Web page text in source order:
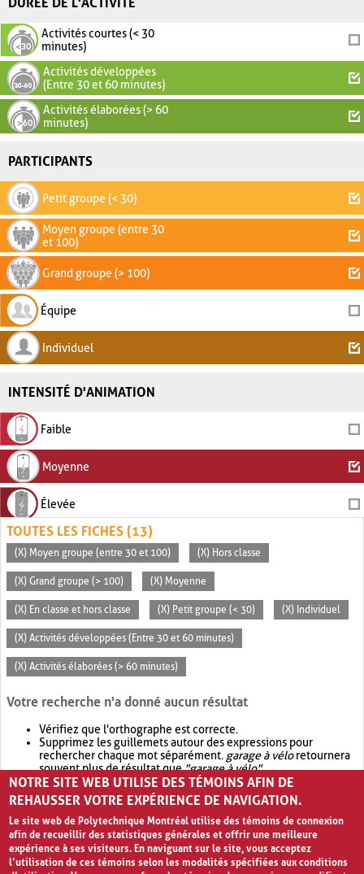
Activités courtes (< 30
minutes)
Activités développées
(Entre 30 et 60 minutes)
Activités élaborées (> 60
minutes)
PARTICIPANTS
Petit groupe (< 30)
Moyen groupe (entre 30
et 100)
Grand groupe (> 100)
Équipe
Individuel
INTENSITÉ D'ANIMATION
Faible
Moyenne
Élevée
TOUTES LES FICHES (13)
(X) Moyen groupe (entre 30 et 100) (X) Hors classe
(X) Grand groupe (> 100) (X) Moyenne
(X) En classe et hors classe (X) Petit groupe (< 30) (X) Individuel
(X) Activités développées (Entre 30 et 60 minutes)
(X) Activités élaborées (> 60 minutes)
Votre recherche n'a donné aucun résultat
Vérifiez que l'orthographe est correcte.
Supprimez les guillemets autour des expressions pour
rechercher chaque mot séparément. garage à véloretournera
souvent plus de résultat que"garage à vélo".
Envisagez d'élargir votre recherche avec OR.garage OR vélo
retournera souvent plus de résultat quegarage à vélo
NOTRE SITE WEB UTILISE DES TÉMOINS AFIN DE
REHAUSSER VOTRE EXPÉRIENCE DE NAVIGATION.
Le site web de Polytechnique Montréal utilise des témoins de connexion
afin de recueillir des statistiques générales et offrir une meilleure
expérience à ses visiteurs. En naviguant sur le site, vous acceptez
l’utilisation de ces témoins selon les modalités spécifiées aux conditions